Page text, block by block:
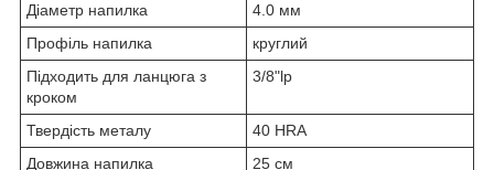
Діаметр напилка
4.0 мм
Профіль напилка
круглий
Підходить для ланцюга з
кроком
3/8"lp
Твердість металу
40 HRA
Довжина напилка
25 см